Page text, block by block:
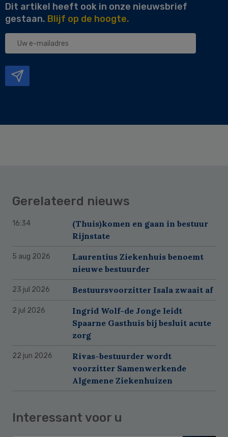
Dit artikel heeft ook in onze nieuwsbrief
gestaan. Blijf op de hoogte.
Uw
Gerelateerd nieuws
16:34
(Thuis)komen en gaan in bestuur
Rijnstate
5 aug 2026
Laurentius Ziekenhuis benoemt
nieuwe bestuurder
23 jul 2026 Bestuursvoorzitter Isala zwaait af
2 jul 2026
Ingrid Wolf-de Jonge leidt
Spaarne Gasthuis bij besluit acute
zorg
22 jun 2026
Rivas-bestuurder wordt
voorzitter Samenwerkende
Algemene Ziekenhuizen
Interessant voor u